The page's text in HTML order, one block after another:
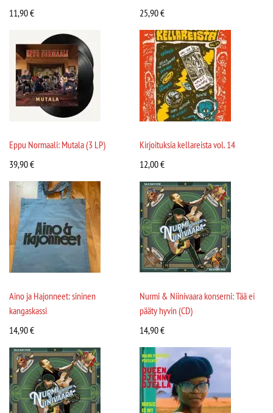
11,90€ 25,90€
Eppu Normaali: Mutala (3 LP)
39,90€
Kirjoituksia kellareista vol. 14
12,00€
Aino ja Hajonneet: sininen
kangaskassi
14,90€
Nurmi & Niinivaara konserni: Tää ei
pääty hyvin (CD)
14,90€